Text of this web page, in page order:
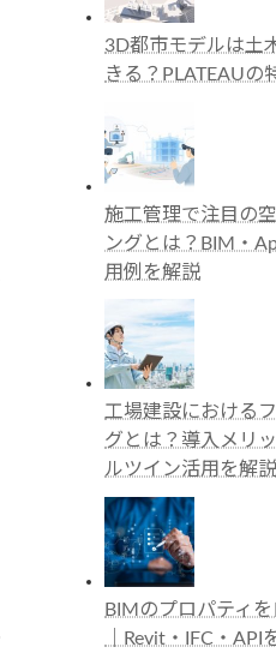
3D都市モデルは土
きる？PLATEAUの
施工管理で注目の
ングとは？BIM・
用例を解説
工場建設における
グとは？導入メリ
ルツイン活用を解説
BIMのプロパティ
｜Revit・IFC・API